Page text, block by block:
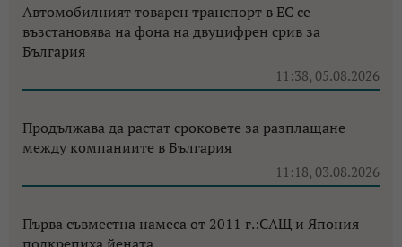
Автомобилният товарен транспорт в ЕС се
възстановява на фона на двуцифрен срив за
България
11:38, 05.08.2026
Продължава да растат сроковете за разплащане
между компаниите в България
11:18, 03.08.2026
Първа съвместна намеса от 2011 г.:САЩ и Япония